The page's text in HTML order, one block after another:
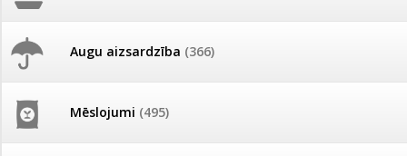
Augu aizsardzība (366)
Mēslojumi (495)
JAUNUMI
Pašlasīšanas vietu katalogs
26.05. Vebinārs - Kā ierobežot
gliemežus piemājas dārzā un
AKCIJAS
frēze + mulčieris +
AKCIJAS komplekts -
Deratizācija, dezinsekcija
Produkti »Deratizācija, dezinsekcija
Līme pret kaitēkļiem izsmidzināma Magnet Spray